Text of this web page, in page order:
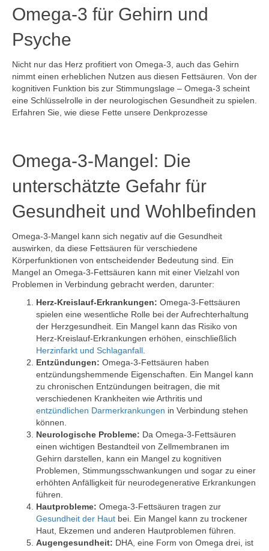
Omega-3 für Gehirn und
Psyche
Nicht nur das Herz profitiert von Omega-3, auch das Gehirn
nimmt einen erheblichen Nutzen aus diesen Fettsäuren. Von der
kognitiven Funktion bis zur Stimmungslage – Omega-3 scheint
eine Schlüsselrolle in der neurologischen Gesundheit zu spielen.
Erfahren Sie, wie diese Fette unsere Denkprozesse
Omega-3-Mangel: Die
unterschätzte Gefahr für
Gesundheit und Wohlbefinden
Omega-3-Mangel kann sich negativ auf die Gesundheit
auswirken, da diese Fettsäuren für verschiedene
Körperfunktionen von entscheidender Bedeutung sind. Ein
Mangel an Omega-3-Fettsäuren kann mit einer Vielzahl von
Problemen in Verbindung gebracht werden, darunter:
Herz-Kreislauf-Erkrankungen: Omega-3-Fettsäuren
spielen eine wesentliche Rolle bei der Aufrechterhaltung
der Herzgesundheit. Ein Mangel kann das Risiko von
Herz-Kreislauf-Erkrankungen erhöhen, einschließlich
Herzinfarkt und Schlaganfall.
Entzündungen: Omega-3-Fettsäuren haben
entzündungshemmende Eigenschaften. Ein Mangel kann
zu chronischen Entzündungen beitragen, die mit
verschiedenen Krankheiten wie Arthritis und
entzündlichen Darmerkrankungen in Verbindung stehen
können.
Neurologische Probleme: Da Omega-3-Fettsäuren
einen wichtigen Bestandteil von Zellmembranen im
Gehirn darstellen, kann ein Mangel zu kognitiven
Problemen, Stimmungsschwankungen und sogar zu einer
erhöhten Anfälligkeit für neurodegenerative Erkrankungen
führen.
Hautprobleme: Omega-3-Fettsäuren tragen zur
Gesundheit der Haut bei. Ein Mangel kann zu trockener
Haut, Ekzemen und anderen Hautproblemen führen.
Augengesundheit: DHA, eine Form von Omega drei, ist